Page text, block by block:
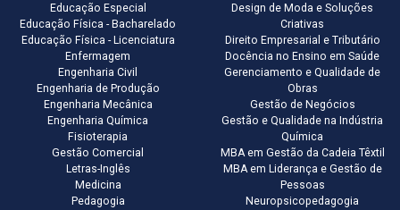
Educação Especial
Educação Física - Bacharelado
Educação Física - Licenciatura
Enfermagem
Engenharia Civil
Engenharia de Produção
Engenharia Mecânica
Engenharia Química
Fisioterapia
Gestão Comercial
Letras-Inglês
Medicina
Pedagogia
Design de Moda e Soluções
Criativas
Direito Empresarial e Tributário
Docência no Ensino em Saúde
Gerenciamento e Qualidade de
Obras
Gestão de Negócios
Gestão e Qualidade na Indústria
Química
MBA em Gestão da Cadeia Têxtil
MBA em Liderança e Gestão de
Pessoas
Neuropsicopedagogia